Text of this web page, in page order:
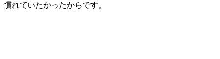
慣れていたかったからです。